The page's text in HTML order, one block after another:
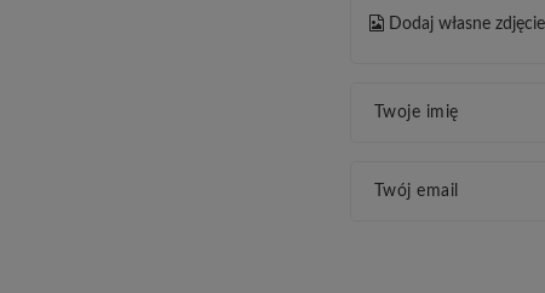
Dodaj własne
Twoje imię
Twój email